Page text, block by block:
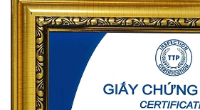
cộng. Sản phẩm đạtchuẩn chống
đảm bảo hoạt động ổn định trong mọi